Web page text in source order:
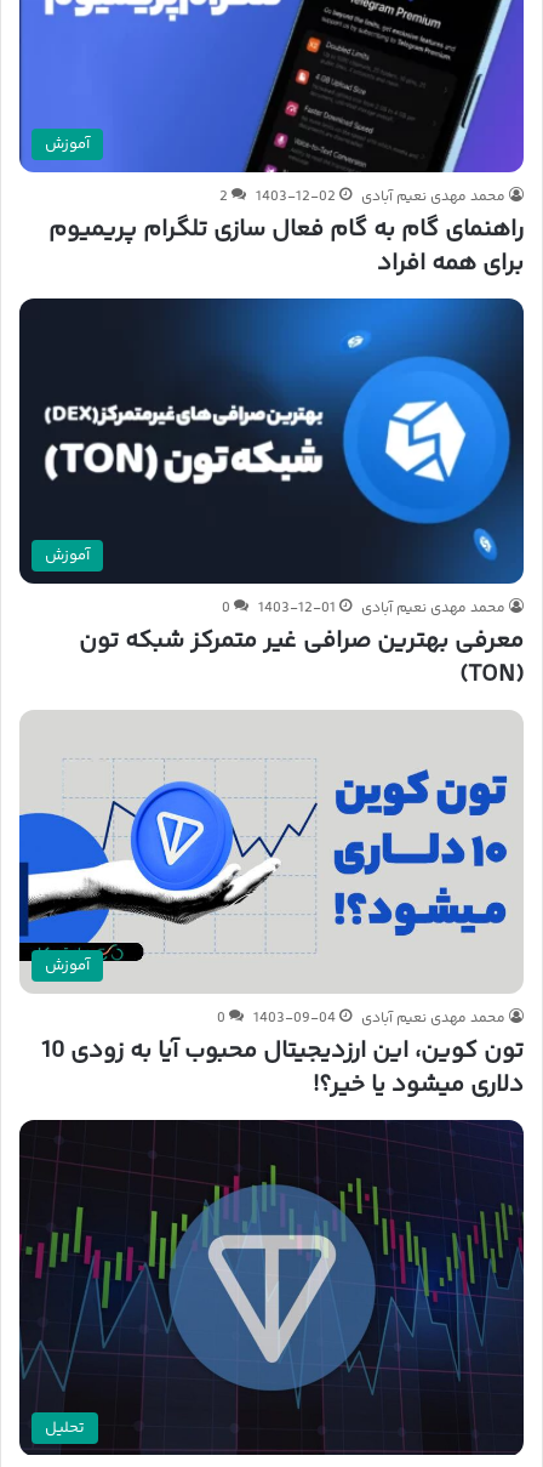
آموزش
محمد مهدی نعیم آبادی 1403-12-02
2
راهنمای گام به گام فعال سازی تلگرام پریمیوم
برای همه افراد
آموزش
محمد مهدی نعیم آبادی 1403-12-01
0
معرفی بهترین صرافی غیر متمرکز شبکه تون
(TON)
آموزش
محمد مهدی نعیم آبادی 1403-09-04
0
تون کوین، این ارزدیجیتال محبوب آیا به زودی 10
دلاری میشود یا خیر؟!
تحلیل